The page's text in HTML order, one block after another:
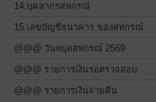
14.บุคลากรสหกรณ์
15.เลขบัญชีธนาคาร ของสหกรณ์
@@@ วันหยุดสหกรณ์ 2569
@@@ รายการเงินรอตรวจสอบ
@@@ รายการเงินจ่ายคืน